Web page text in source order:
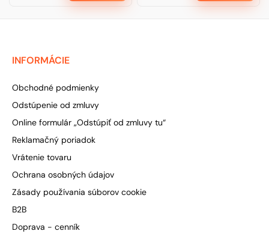
INFORMÁCIE
Obchodné podmienky
Odstúpenie od zmluvy
Online formulár „Odstúpiť od zmluvy tu“
Reklamačný poriadok
Vrátenie tovaru
Ochrana osobných údajov
Zásady používania súborov cookie
B2B
Doprava - cenník